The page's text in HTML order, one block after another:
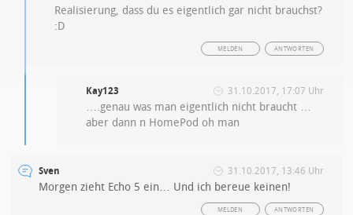
Realisierung, dass du es eigentlich gar nicht brauchst?
:D
ANTWORTEN
MELDEN
Kay123 31.10.2017, 17:07 Uhr
….genau was man eigentlich nicht braucht …
aber dann n HomePod oh man
Sven 31.10.2017, 13:46 Uhr
Morgen zieht Echo 5 ein… Und ich bereue keinen!
ANTWORTEN
MELDEN